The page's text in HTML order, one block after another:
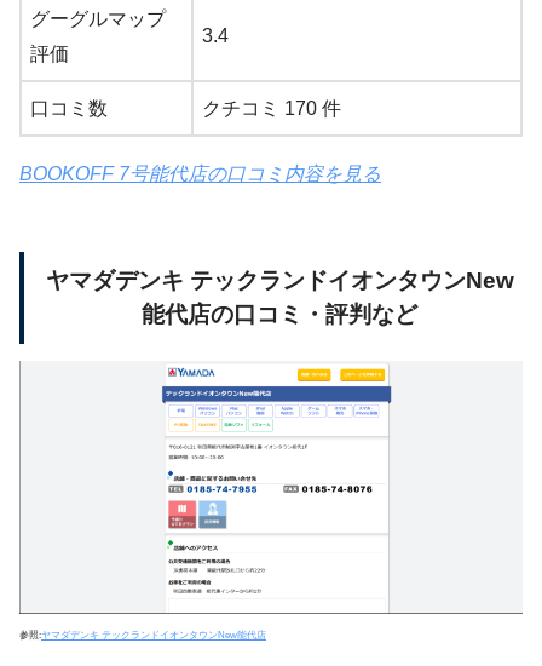
グーグルマップ
評価
3.4
口コミ数 クチコミ 170 件
BOOKOFF 7号能代店の口コミ内容を見る
ヤマダデンキ テックランドイオンタウンNew
能代店の口コミ・評判など
参照:ヤマダデンキ テックランドイオンタウンNew能代店